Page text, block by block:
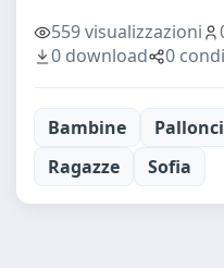
559 visualizzazioni
0 download
0
Bambine
Ragazze
Sofia